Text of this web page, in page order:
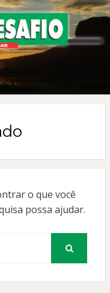
em 1º Lugar
o que você
possa ajudar.